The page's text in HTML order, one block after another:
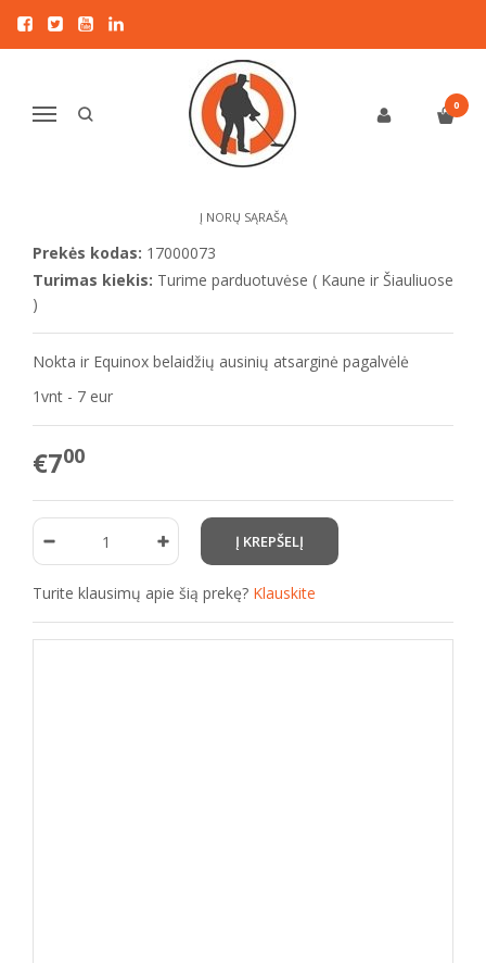
Navigacija
0
Pagrindinis KITI PRIEDAI
Nokta ir Equinox belaidžių ausinių atsarginė pagalvėlė
NOKTA IR EQUINOX BELAIDŽIŲ
AUSINIŲ ATSARGINĖ PAGALVĖLĖ
Į NORŲ SĄRAŠĄ
Prekės kodas: 17000073
Turimas kiekis: Turime parduotuvėse ( Kaune ir Šiauliuose
)
Nokta ir Equinox belaidžių ausinių atsarginė pagalvėlė
1vnt - 7 eur
€700
Turite klausimų apie šią prekę? Klauskite